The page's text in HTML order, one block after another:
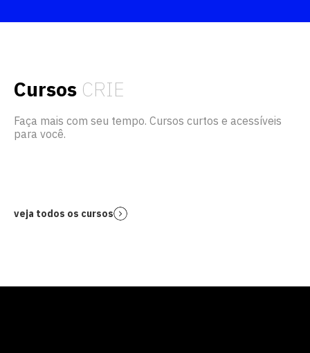
Cursos CRIE
Faça mais com seu tempo. Cursos curtos e acessíveis
para você.
veja todos os cursos